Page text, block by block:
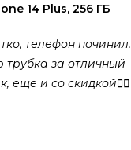
14 Plus, 256 ГБ
телефон починил.
трубка за отличный
еще и со скидкой👍🏻